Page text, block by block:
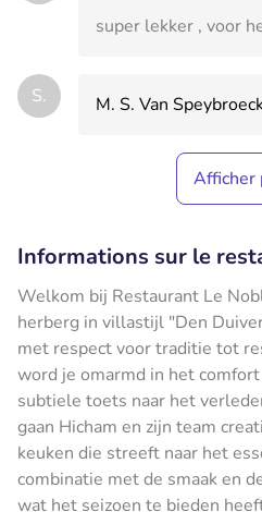
super lekker , voor
S. M. S. Van
Afficher
Informations sur le
Welkom bij Restaurant Le
herberg in villastijl "Den
met respect voor traditie tot
word je omarmd in het
subtiele toets naar het
gaan Hicham en zijn team
keuken die streeft naar het
combinatie met de smaak en
wat het seizoen te bieden